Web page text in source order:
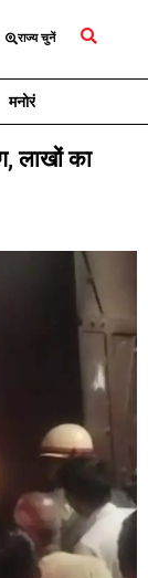
राज्य चुनें
मनोरंजन
लाखों का